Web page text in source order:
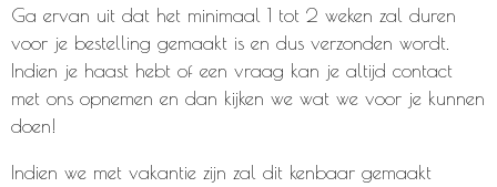
Ga ervan uit dat het minimaal 1 tot 2 weken zal duren
voor je bestelling gemaakt is en dus verzonden wordt.
Indien je haast hebt of een vraag kan je altijd contact
met ons opnemen en dan kijken we wat we voor je kunnen
doen!
Indien we met vakantie zijn zal dit kenbaar gemaakt